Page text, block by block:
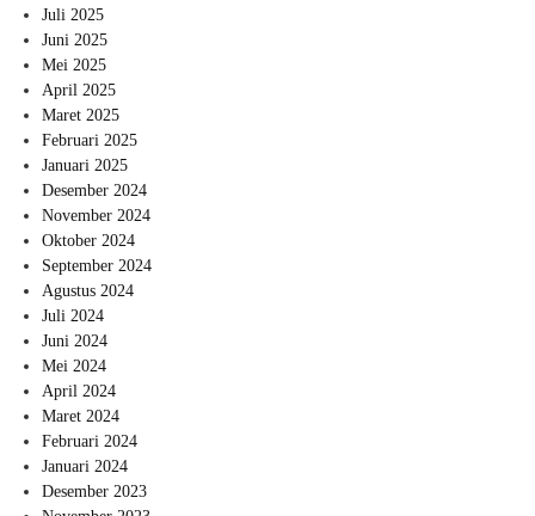
Juli 2025
Juni 2025
Mei 2025
April 2025
Maret 2025
Februari 2025
Januari 2025
Desember 2024
November 2024
Oktober 2024
September 2024
Agustus 2024
Juli 2024
Juni 2024
Mei 2024
April 2024
Maret 2024
Februari 2024
Januari 2024
Desember 2023